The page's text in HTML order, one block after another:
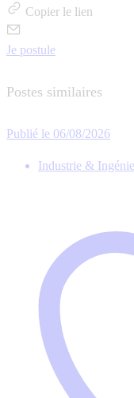
Copier le lien
Je postule
Postes similaires
Publié le 06/08/2026
Industrie &